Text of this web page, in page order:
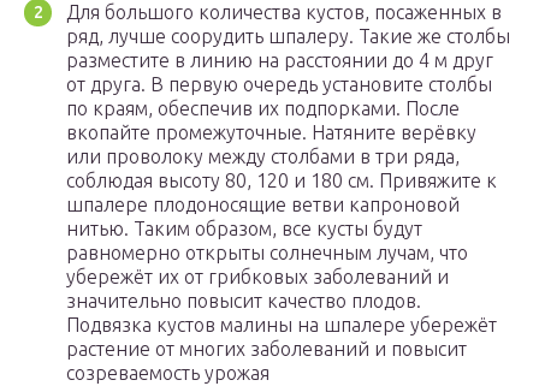
Для большого количества кустов, посаженных в
ряд, лучше соорудить шпалеру. Такие же столбы
разместите в линию на расстоянии до 4 м друг
от друга. В первую очередь установите столбы
по краям, обеспечив их подпорками. После
вкопайте промежуточные. Натяните верёвку
или проволоку между столбами в три ряда,
соблюдая высоту 80, 120 и 180 см. Привяжите к
шпалере плодоносящие ветви капроновой
нитью. Таким образом, все кусты будут
равномерно открыты солнечным лучам, что
убережёт их от грибковых заболеваний и
значительно повысит качество плодов.
Подвязка кустов малины на шпалере убережёт
растение от многих заболеваний и повысит
созреваемость урожая